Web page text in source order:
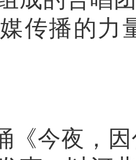
传播的力
《今夜，